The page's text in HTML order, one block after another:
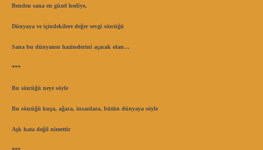
Benden sana en güzel hediye,
Dünyaya ve içindekilere değer sevgi sözcüğü
Sana bu dünyanın hazinelerini açacak olan…
***
Bu sözcüğü neye söyle
Bu sözcüğü kuşa, ağaca, insanlara, bütün dünyaya söyle
Aşk hata değil nimettir